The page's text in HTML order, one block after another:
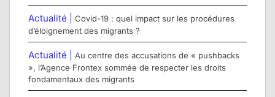
Actualité | Covid-19 : quel impact sur les procédures
d’éloignement des migrants ?
Actualité | Au centre des accusations de « pushbacks
», l’Agence Frontex sommée de respecter les droits
fondamentaux des migrants